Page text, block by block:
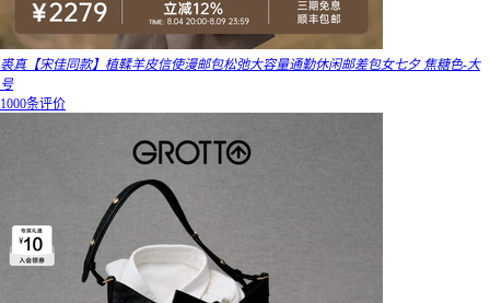
裘真【宋佳同款】植鞣羊皮信使漫邮包松弛大容量通勤休闲邮差包女七夕 焦糖色-大
号
1000条评价